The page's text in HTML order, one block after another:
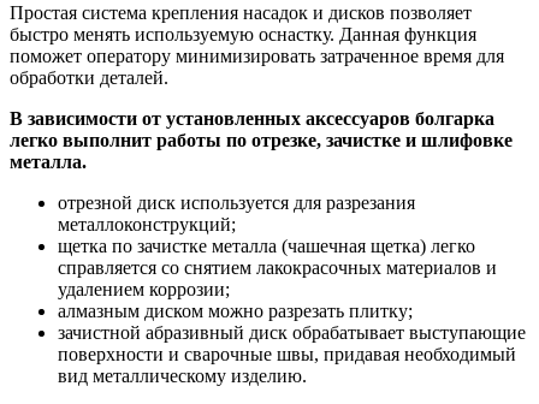
Простая система крепления насадок и дисков позволяет
быстро менять используемую оснастку. Данная функция
поможет оператору минимизировать затраченное время для
обработки деталей.
В зависимости от установленных аксессуаров болгарка
легко выполнит работы по отрезке, зачистке и шлифовке
металла.
отрезной диск используется для разрезания
металлоконструкций;
щетка по зачистке металла (чашечная щетка) легко
справляется со снятием лакокрасочных материалов и
удалением коррозии;
алмазным диском можно разрезать плитку;
зачистной абразивный диск обрабатывает выступающие
поверхности и сварочные швы, придавая необходимый
вид металлическому изделию.